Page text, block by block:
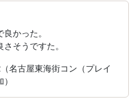
かった。
そうですた。
名古屋東海街コン（プレイ